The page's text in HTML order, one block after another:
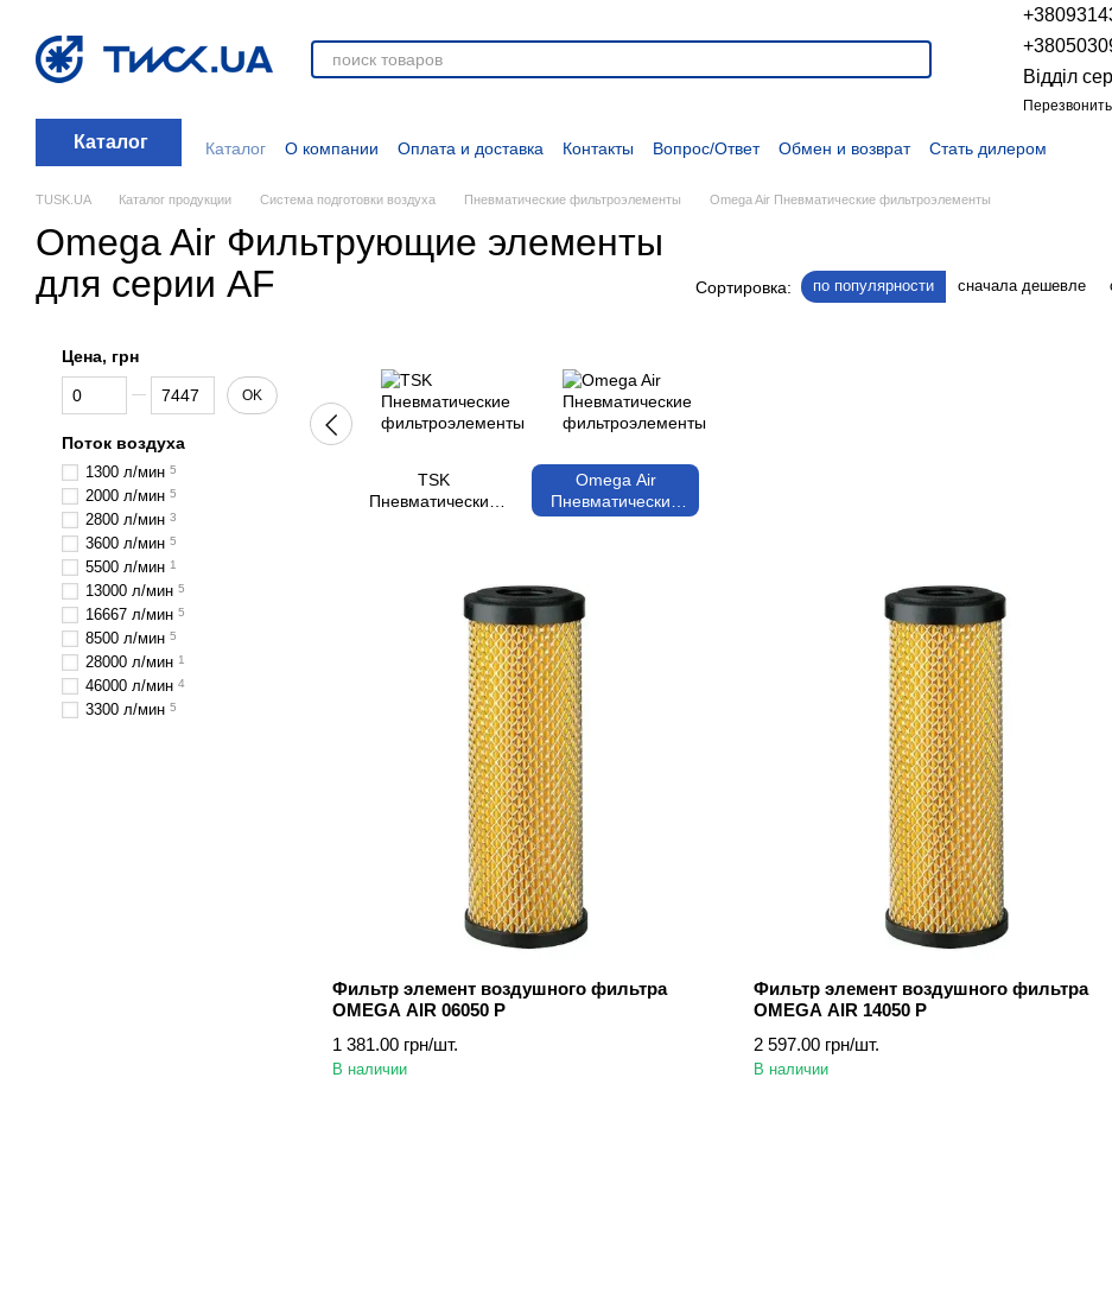
Відділ
Каталог Каталог О компании Оплата и доставка Контакты Вопрос/Ответ Обмен и возврат
Стать дилером
Дополнительные материалы
Блог Политика конфиденциальности Договор оферты Распродажа
TUSK.UA Каталог продукции Система подготовки воздуха Пневматические фильтроэлементы Omega Air Пневматические фильтроэлементы
Omega Air Фильтрующие элементы
для серии AF
Сортировка: по популярности сначала дешевле
TSK
Пневматические
Omega Air
Пневматические
фильтроэлементы
Фильтр элемент воздушного фильтра
OMEGA AIR 06050 P
1 381.00 грн/шт.
В наличии
Фильтр элемент воздушного фильтра
OMEGA AIR 14050 P
2 597.00 грн/шт.
В наличии
Цена, грн
От Цена, грн
До Цена, грн OK
Поток воздуха
1300 л/мин 5
2000 л/мин 5
2800 л/мин 3
3600 л/мин 5
5500 л/мин 1
13000 л/мин 5
16667 л/мин 5
8500 л/мин 5
28000 л/мин 1
46000 л/мин 4
3300 л/мин 5